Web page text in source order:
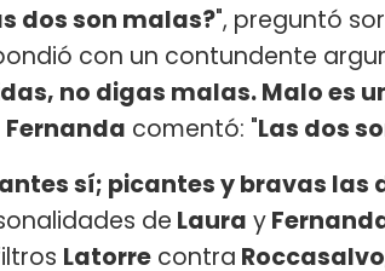
dos son malas?", preguntó
con un contundente
no digas malas. Malo es
Fernanda comentó: "Las dos
sí; picantes y bravas las
de Laura y
Latorre contra Roccasalvo